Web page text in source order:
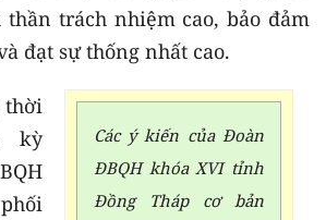
trách nhiệm cao, bảo đảm
đạt sự thống nhất cao.
Các ý kiến của Đoàn
ĐBQH khóa XVI tỉnh
Đồng Tháp cơ bản
kỳ